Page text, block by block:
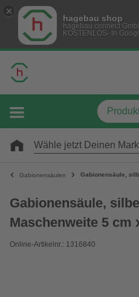
hagebau shop
hagebau connect
KOSTENLOS- In
Wähle jetzt Deinen
Gabionensäulen Gabionensäule,
Gabionensäule,
Maschenweite 5 cm
Online-Artikelnr.: 1316840